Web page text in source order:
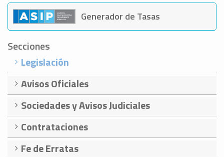
Generador de Tasas
Secciones
Legislación
Avisos Oficiales
Sociedades y Avisos Judiciales
Contrataciones
Fe de Erratas